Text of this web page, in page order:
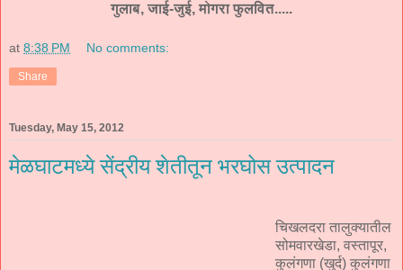
गुलाब, जाई-जुई, मोगरा फुलवित.....
at 8:38 PM No comments:
Share
Tuesday, May 15, 2012
मेळघाटमध्ये सेंद्रीय शेतीतून भरघोस उत्पादन
चिखलदरा तालुक्‍यातील
सोमवारखेडा, वस्तापूर,
कुलंगणा (खुर्द) कुलंगणा